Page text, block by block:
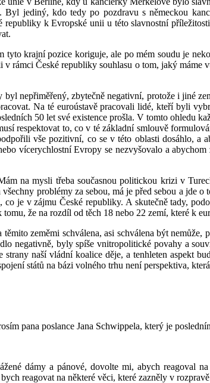
jediný, kdo tedy po pozdravu s německou
k Evropské unii u této slavnostní
tyto krajní pozice koriguje, ale po mém soudu je
rámci České republiky souhlasu o tom, jaký
nepřiměřený, zbytečně negativní, protože i jiné
Na té euroústavě pracovali lidé, kteří byli
50 let své existence prošla. V tomto ohledu
respektovat to, co v té základní smlouvě
vše pozitivní, co se v této oblasti dosáhlo,
vícerychlostní Evropy se nezvyšovalo a
na mysli třeba současnou politickou krizi v
problémy za sebou, má je před sebou a jde
je v zájmu České republiky. A skutečně tady,
že na rozdíl od těch 18 nebo 22 zemí, které k
zeměmi schválena, asi schválena být
negativně, byly spíše vnitropolitické povahy a
naší vládní koalice děje, a tenhleten aspekt
států na bázi volného trhu není perspektiva,
pana poslance Jana Schwippela, který je
dámy a pánové, dovolte mi, abych reagoval
reagovat na některé věci, které zazněly v